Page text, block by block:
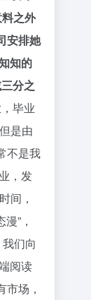
之外
安排她
知的
分之
毕业
是由
不是我
，发
间，
”，
们向
阅读
场，